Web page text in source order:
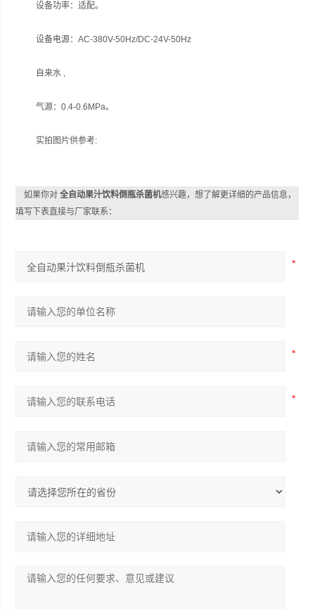
设备功率：适配。
设备电源：AC-380V-50Hz/DC-24V-50Hz
自来水 ,
气源：0.4-0.6MPa。
实拍图片供参考:
如果你对全自动果汁饮料倒瓶杀菌机感兴趣，想了解更详细的产品信息，
填写下表直接与厂家联系：